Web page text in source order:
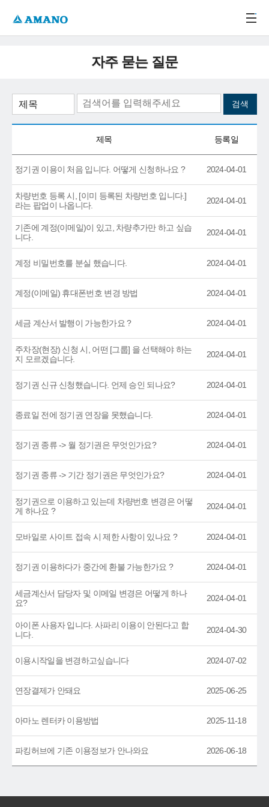
자주 묻는 질문
제목 등록일
정기권 이용이 처음 입니다. 어떻게 신청하나요 ? 2024-04-01
차량번호 등록 시, [이미 등록된 차량번호 입니다.]
라는 팝업이 나옵니다.
2024-04-01
기존에 계정(이메일)이 있고, 차량추가만 하고 싶습
니다.
2024-04-01
계정 비밀번호를 분실 했습니다. 2024-04-01
계정(이메일) 휴대폰번호 변경 방법 2024-04-01
세금 계산서 발행이 가능한가요 ? 2024-04-01
주차장(현장) 신청 시, 어떤 [그룹] 을 선택해야 하는
지 모르겠습니다.
2024-04-01
정기권 신규 신청했습니다. 언제 승인 되나요? 2024-04-01
종료일 전에 정기권 연장을 못했습니다. 2024-04-01
정기권 종류 -> 월 정기권은 무엇인가요? 2024-04-01
정기권 종류 -> 기간 정기권은 무엇인가요? 2024-04-01
정기권으로 이용하고 있는데 차량번호 변경은 어떻
게 하나요 ?
2024-04-01
모바일로 사이트 접속 시 제한 사항이 있나요 ? 2024-04-01
정기권 이용하다가 중간에 환불 가능한가요 ? 2024-04-01
세금계산서 담당자 및 이메일 변경은 어떻게 하나
요?
2024-04-01
아이폰 사용자 입니다. 사파리 이용이 안된다고 합
니다.
2024-04-30
이용시작일을 변경하고싶습니다 2024-07-02
연장결제가 안돼요 2025-06-25
아마노 렌터카 이용방법 2025-11-18
파킹허브에 기존 이용정보가 안나와요 2026-06-18